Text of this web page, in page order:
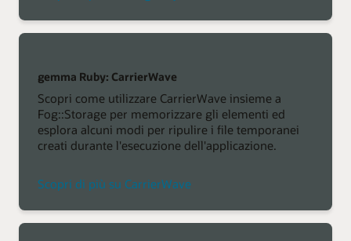
gemma Ruby: CarrierWave
Scopri come utilizzare CarrierWave insieme a
Fog::Storage per memorizzare gli elementi ed
esplora alcuni modi per ripulire i file temporanei
creati durante l'esecuzione dell'applicazione.
Scopri di più su CarrierWave